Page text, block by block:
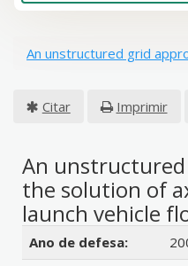
An unstructured grid
Citar Imprimir
An
the solution of
launch vehicle
Detalhes bibliográficos
Ano de defesa: